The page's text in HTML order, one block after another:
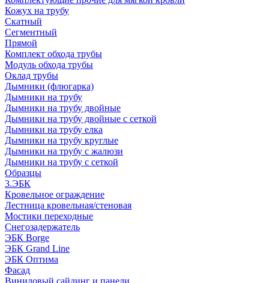
Кожух на трубу
Скатный
Сегментный
Прямой
Комплект обхода трубы
Модуль обхода трубы
Оклад трубы
Дымники (флюгарка)
Дымники на трубу
Дымники на трубу двoйные
Дымники на трубу двoйные с сеткой
Дымники на трубу елка
Дымники на трубу круглые
Дымники на трубу с жалюзи
Дымники на трубу с сеткой
Образцы
3.ЭБК
Кровельное ограждение
Лестница кровельная/стеновая
Мостики переходные
Снегозадержатель
ЭБК Borge
ЭБК Grand Line
ЭБК Оптима
Фасад
Виниловый сайдинг и панели